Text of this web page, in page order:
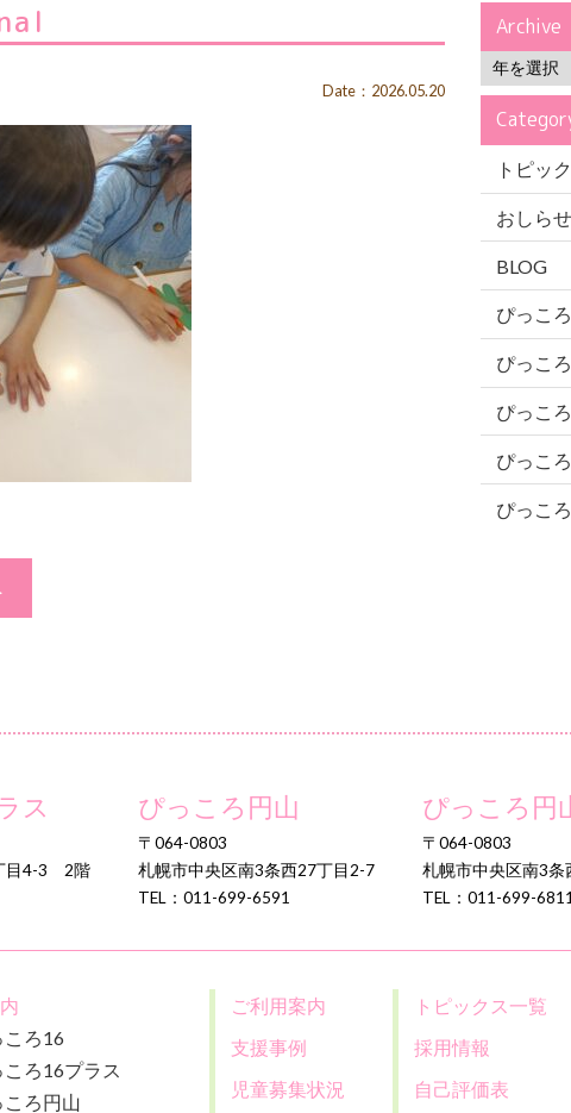
Date：2026.05.20
Archive
トピッ
おしらせ
BLOG
ぴっこ
ぴっこ
ぴっころ
ぴっこ
ぴっこ
ス
目4-3 2階
ぴっころ円山
〒064-0803
札幌市中央区南3条西27丁目2-7
TEL：011-699-6591
ぴっころ円
〒064-0803
札幌市中央区南3条
TEL：011-699-6811
ころ16
ころ16プラス
ころ円山
ご利用案内
支援事例
児童募集状況
トピックス一覧
採用情報
自己評価表